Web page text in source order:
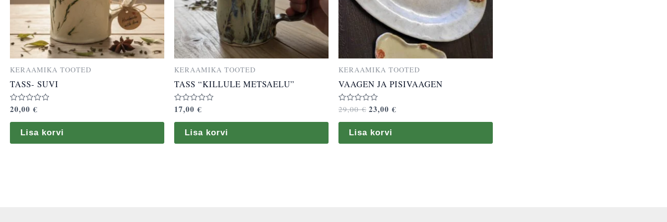
KERAAMIKA TOOTED
TASS- SUVI
Hinnanguga
/
20,00€
Lisa korvi
KERAAMIKA TOOTED
TASS “KILLULE METSAELU”
Hinnanguga
/
17,00€
Lisa korvi
KERAAMIKA TOOTED
VAAGEN JA PISIVAAGEN
Hinnanguga
/
29,00€ 23,00€
Lisa korvi